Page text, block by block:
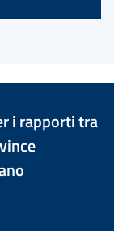
i rapporti tra